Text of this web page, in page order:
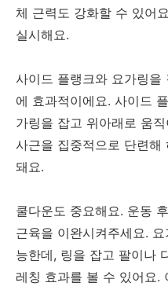
체 근력도 강화할 수 있어
실시해요.
사이드 플랭크와 요가링을
에 효과적이에요. 사이드
가링을 잡고 위아래로 움
사근을 집중적으로 단련해
돼요.
쿨다운도 중요해요. 운동
근육을 이완시켜주세요.
능한데, 링을 잡고 팔이나
레칭 효과를 볼 수 있어요.